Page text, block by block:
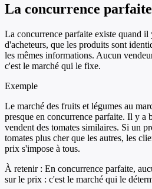
La concurrence
La concurrence parfaite existe quand il
d'acheteurs, que les produits sont
les mêmes informations. Aucun
c'est le marché qui le fixe.
Exemple
Le marché des fruits et légumes au
presque en concurrence parfaite. Il y a
vendent des tomates similaires. Si un
tomates plus cher que les autres, les
prix s'impose à tous.
À retenir : En concurrence parfaite,
sur le prix : c'est le marché qui le